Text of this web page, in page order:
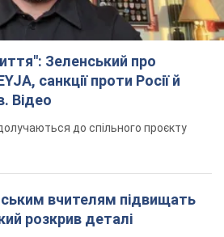
Зеленський про
санкції проти Росії й
Відео
до спільного проєкту
вчителям підвищать
розкрив деталі